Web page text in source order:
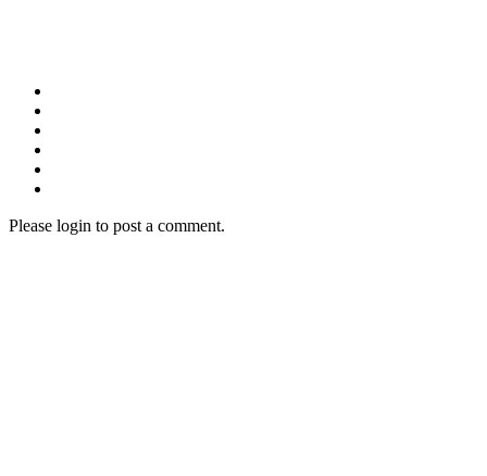
Please login to post a comment.